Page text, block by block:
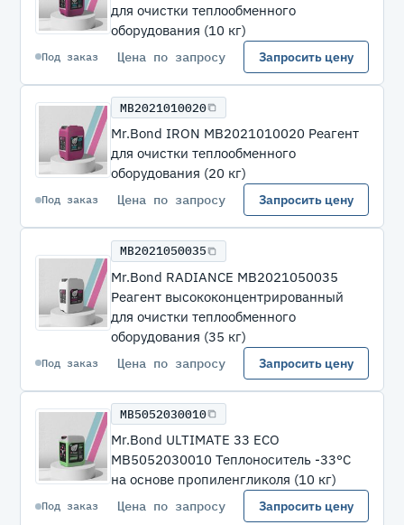
для очистки теплообменного
оборудования (10 кг)
Под заказ Цена по запросу Запросить цену
MB2021010020
Mr.Bond IRON MB2021010020 Реагент
для очистки теплообменного
оборудования (20 кг)
Под заказ Цена по запросу Запросить цену
MB2021050035
Mr.Bond RADIANCE MB2021050035
Реагент высококонцентрированный
для очистки теплообменного
оборудования (35 кг)
Под заказ Цена по запросу Запросить цену
MB5052030010
Mr.Bond ULTIMATE 33 ECO
MB5052030010 Теплоноситель -33°C
на основе пропиленгликоля (10 кг)
Под заказ Цена по запросу Запросить цену